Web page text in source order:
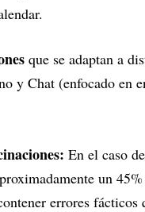
que se adaptan a
y Chat (enfocado en
En el caso
un
errores fácticos